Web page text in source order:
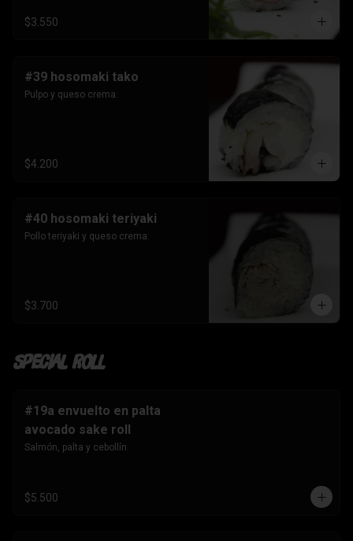
$3.550
#39 hosomaki tako
Pulpo y queso crema.
$4.200
#40 hosomaki teriyaki
Pollo teriyaki y queso crema.
$3.700
Special Roll
#19a envuelto en palta
avocado sake roll
Salmón, palta y cebollín.
$5.500